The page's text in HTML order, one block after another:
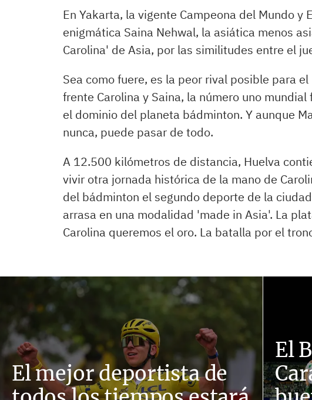
En Yakarta, la vigente Campeona del Mundo y
enigmática Saina Nehwal, la asiática menos
Carolina' de Asia, por las similitudes entre el
Sea como fuere, es la peor rival posible para
frente Carolina y Saina, la número uno
el dominio del planeta bádminton. Y aunque
nunca, puede pasar de todo.
A 12.500 kilómetros de distancia, Huelva
vivir otra jornada histórica de la mano de
del bádminton el segundo deporte de la
arrasa en una modalidad 'made in Asia'. La
Carolina queremos el oro. La batalla por el
El mejor deportista de
El